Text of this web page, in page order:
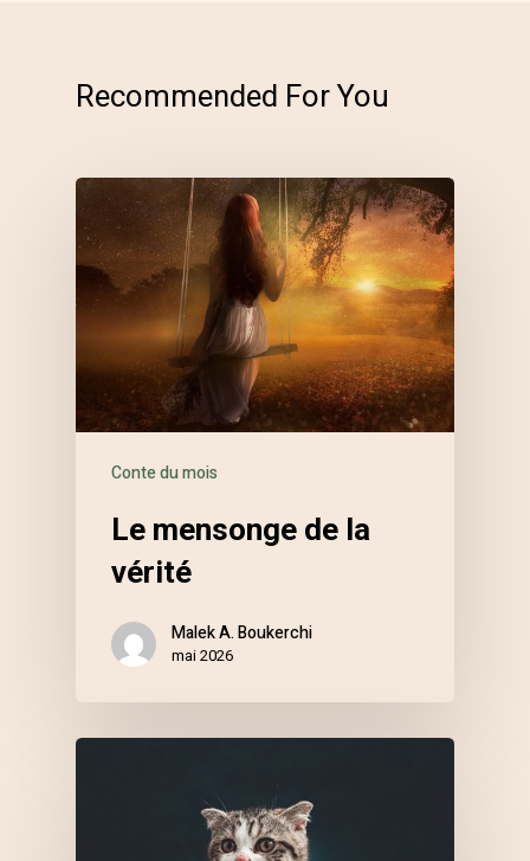
Recommended For You
Conte du mois
Le mensonge de la
vérité
Malek A. Boukerchi
mai 2026